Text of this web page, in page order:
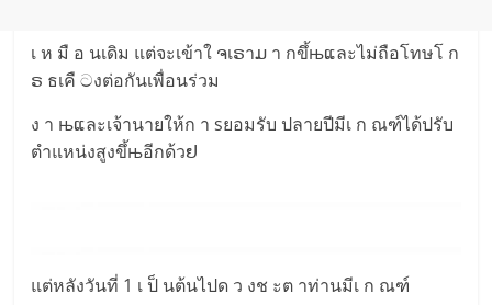
เ ห มื อ นเดิม แต่จะเข้าใ ຈเຣาມ า กขึ้њແละไม่ถือโทษโ ก
ຣ ธเคื ටงต่อกันเพื่อนร่วม
ง า њແละเจ้านายให้ก า sยอมรับ ปลายปีมีเ ก ณฑ์ได้ปรับ
ตำแหน่งสูงขึ้њอีกด้วຢ
แต่หลังวันที่ 1 เ ป็ นต้นไปด ว งช ะต าท่านมีเ ก ณฑ์